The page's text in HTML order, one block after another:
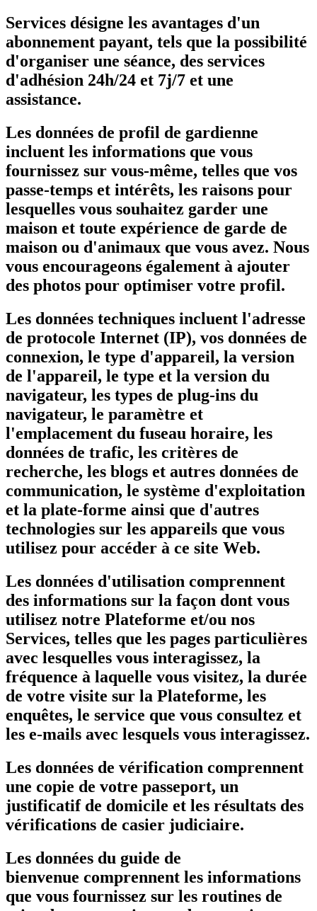
Services désigne les avantages d'un
abonnement payant, tels que la possibilité
d'organiser une séance, des services
d'adhésion 24h/24 et 7j/7 et une
assistance.
Les données de profil de gardienne
incluent les informations que vous
fournissez sur vous-même, telles que vos
passe-temps et intérêts, les raisons pour
lesquelles vous souhaitez garder une
maison et toute expérience de garde de
maison ou d'animaux que vous avez. Nous
vous encourageons également à ajouter
des photos pour optimiser votre profil.
Les données techniques incluent l'adresse
de protocole Internet (IP), vos données de
connexion, le type d'appareil, la version
de l'appareil, le type et la version du
navigateur, les types de plug-ins du
navigateur, le paramètre et
l'emplacement du fuseau horaire, les
données de trafic, les critères de
recherche, les blogs et autres données de
communication, le système d'exploitation
et la plate-forme ainsi que d'autres
technologies sur les appareils que vous
utilisez pour accéder à ce site Web.
Les données d'utilisation comprennent
des informations sur la façon dont vous
utilisez notre Plateforme et/ou nos
Services, telles que les pages particulières
avec lesquelles vous interagissez, la
fréquence à laquelle vous visitez, la durée
de votre visite sur la Plateforme, les
enquêtes, le service que vous consultez et
les e-mails avec lesquels vous interagissez.
Les données de vérification comprennent
une copie de votre passeport, un
justificatif de domicile et les résultats des
vérifications de casier judiciaire.
Les données du guide de
bienvenue comprennent les informations
que vous fournissez sur les routines de